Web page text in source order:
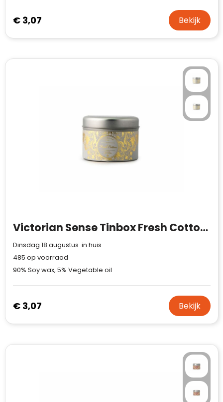
€ 3,07 Bekijk
Victorian Sense Tinbox Fresh Cotton geurkaars
Dinsdag 18 augustus in huis
485 op voorraad
90% Soy wax, 5% Vegetable oil
€ 3,07 Bekijk